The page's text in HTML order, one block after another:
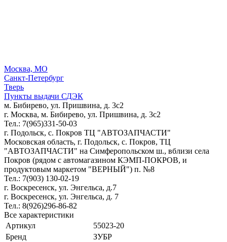
Москва, МО
Санкт-Петербург
Тверь
Пункты выдачи СДЭК
м. Бибирево, ул. Пришвина, д. 3с2
г. Москва, м. Бибирево, ул. Пришвина, д. 3с2
Тел.: 7(965)331-50-03
г. Подольск, c. Покров ТЦ "АВТОЗАПЧАСТИ"
Московская область, г. Подольск, c. Покров, ТЦ
"АВТОЗАПЧАСТИ" на Симферопольском ш., вблизи села
Покров (рядом с автомагазином КЭМП-ПОКРОВ, и
продуктовым маркетом "ВЕРНЫЙ") п. №8
Тел.: 7(903) 130-02-19
г. Воскресенск, ул. Энгельса, д.7
г. Воскресенск, ул. Энгельса, д. 7
Тел.: 8(926)296-86-82
Все характеристики
Артикул
55023-20
Бренд
ЗУБР